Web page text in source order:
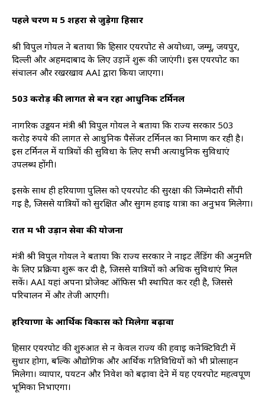
पहले चरण में 5 शहरों से जुड़ेगा हिसार
श्री विपुल गोयल ने बताया कि हिसार एयरपोर्ट से अयोध्या, जम्मू, जयपुर,
दिल्ली और अहमदाबाद के लिए उड़ानें शुरू की जाएंगी। इस एयरपोर्ट का
संचालन और रखरखाव AAI द्वारा किया जाएगा।
503 करोड़ की लागत से बन रहा आधुनिक टर्मिनल
नागरिक उड्डयन मंत्री श्री विपुल गोयल ने बताया कि राज्य सरकार 503
करोड़ रुपये की लागत से आधुनिक पैसेंजर टर्मिनल का निर्माण कर रही है।
इस टर्मिनल में यात्रियों की सुविधा के लिए सभी अत्याधुनिक सुविधाएं
उपलब्ध होंगी।
इसके साथ ही हरियाणा पुलिस को एयरपोर्ट की सुरक्षा की जिम्मेदारी सौंपी
गई है, जिससे यात्रियों को सुरक्षित और सुगम हवाई यात्रा का अनुभव मिलेगा।
रात में भी उड़ान सेवा की योजना
मंत्री श्री विपुल गोयल ने बताया कि राज्य सरकार ने नाइट लैंडिंग की अनुमति
के लिए प्रक्रिया शुरू कर दी है, जिससे यात्रियों को अधिक सुविधाएं मिल
सकें। AAI यहां अपना प्रोजेक्ट ऑफिस भी स्थापित कर रही है, जिससे
परिचालन में और तेजी आएगी।
हरियाणा के आर्थिक विकास को मिलेगा बढ़ावा
हिसार एयरपोर्ट की शुरुआत से न केवल राज्य की हवाई कनेक्टिविटी में
सुधार होगा, बल्कि औद्योगिक और आर्थिक गतिविधियों को भी प्रोत्साहन
मिलेगा। व्यापार, पर्यटन और निवेश को बढ़ावा देने में यह एयरपोर्ट महत्वपूर्ण
भूमिका निभाएगा।